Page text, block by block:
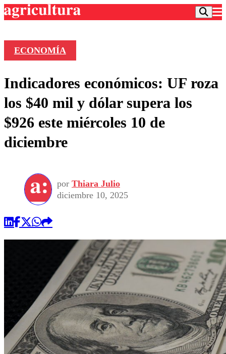
Frecuencias
Agricultura TV
Deportes
Colo Colo
Motor
Torneo Internacional
Torneo Nacional
Entretención
Internacional
Nacional
Vida Social
Programas
Comercial
ECONOMÍA
Indicadores económicos: UF roza
los $40 mil y dólar supera los
$926 este miércoles 10 de
diciembre
por Thiara Julio
diciembre 10, 2025